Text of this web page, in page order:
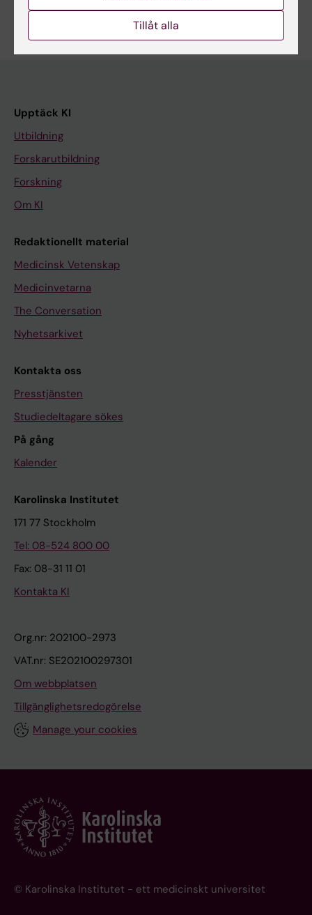
Upptäck KI
Utbildning
Forskarutbildning
Forskning
Om KI
Redaktionellt material
Medicinsk Vetenskap
Medicinvetarna
The Conversation
Nyhetsarkivet
Kontakta oss
Presstjänsten
Studiedeltagare sökes
På gång
Kalender
Karolinska Institutet
171 77 Stockholm
Tel: 08-524 800 00
Fax: 08-31 11 01
Kontakta KI
Org.nr: 202100-2973
VAT.nr: SE202100297301
Om webbplatsen
Tillgänglighetsredogörelse
Manage your cookies
© Karolinska Institutet - ett medicinskt universitet
Tillåt alla